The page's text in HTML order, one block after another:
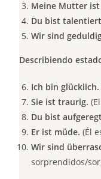
Meine Mutter
Du bist
Wir sind
Describiendo
Ich bin glücklich.
Sie ist traurig.
Du bist
Er ist müde. (Él
Wir sind
sorprendidos/